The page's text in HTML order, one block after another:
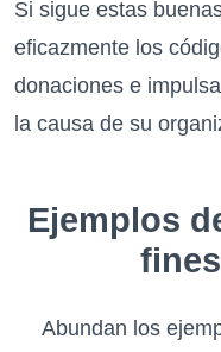
Si sigue estas
eficazmente los
donaciones e
la causa de su
Ejemplos
Abundan los